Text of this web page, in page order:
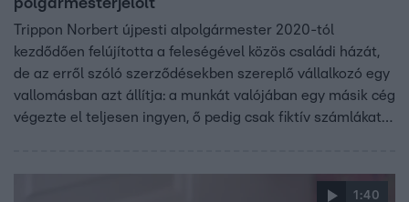
polgármesterjelölt
Trippon Norbert újpesti alpolgármester 2020-tól
kezdődően felújította a feleségével közös családi házát,
de az erről szóló szerződésekben szereplő vállalkozó egy
vallomásban azt állítja: a munkát valójában egy másik cég
végezte el teljesen ingyen, ő pedig csak fiktív számlákat
küldött írásos nyilatkozatában tagadta az állításokat,
1:40